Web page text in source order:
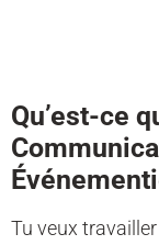
Qu’est-ce
Tu veux